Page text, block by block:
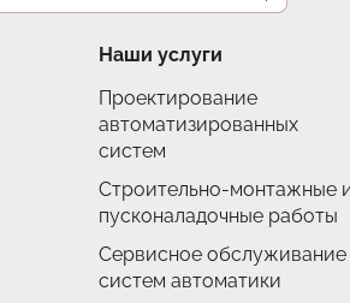
Наши услуги
Проектирование
автоматизированных
систем
Строительно-монтажные
пусконаладочные работы
Сервисное обслуживание
систем автоматики